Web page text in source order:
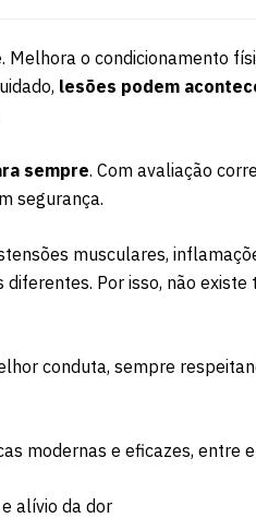
o condicionamento
lesões podem
sempre. Com avaliação
segurança.
musculares,
Por isso, não
conduta, sempre
modernas e eficazes, entre
alívio da dor